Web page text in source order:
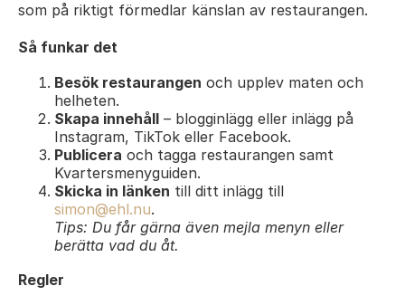
som på riktigt förmedlar känslan av restaurangen.
Så funkar det
Besök restaurangen och upplev maten och
helheten.
Skapa innehåll – blogginlägg eller inlägg på
Instagram, TikTok eller Facebook.
Publicera och tagga restaurangen samt
Kvartersmenyguiden.
Skicka in länken till ditt inlägg till
simon@ehl.nu.
Tips: Du får gärna även mejla menyn eller
berätta vad du åt.
Regler